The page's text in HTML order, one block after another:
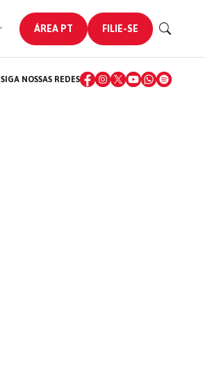
ÁREA PT FILIE-SE
SIGA NOSSAS REDES